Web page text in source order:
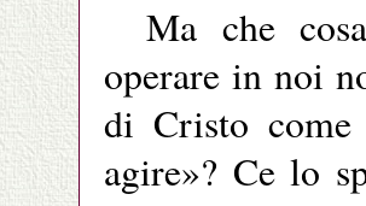
Ma che
operare in noi
di Cristo
agire»? Ce lo